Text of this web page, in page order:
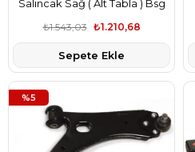
Salıncak Sağ ( Alt Tabla ) Bsg
Marka 2S613051DA
₺1.210,68
₺1.543,03
Sepete Ekle
%5